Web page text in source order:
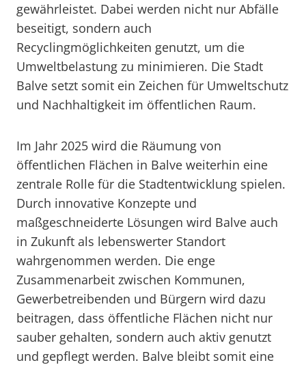
gewährleistet. Dabei werden nicht nur Abfälle
beseitigt, sondern auch
Recyclingmöglichkeiten genutzt, um die
Umweltbelastung zu minimieren. Die Stadt
Balve setzt somit ein Zeichen für Umweltschutz
und Nachhaltigkeit im öffentlichen Raum.
Im Jahr 2025 wird die Räumung von
öffentlichen Flächen in Balve weiterhin eine
zentrale Rolle für die Stadtentwicklung spielen.
Durch innovative Konzepte und
maßgeschneiderte Lösungen wird Balve auch
in Zukunft als lebenswerter Standort
wahrgenommen werden. Die enge
Zusammenarbeit zwischen Kommunen,
Gewerbetreibenden und Bürgern wird dazu
beitragen, dass öffentliche Flächen nicht nur
sauber gehalten, sondern auch aktiv genutzt
und gepflegt werden. Balve bleibt somit eine